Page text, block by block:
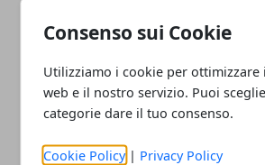
Consenso sui Cookie
Utilizziamo i cookie per
web e il nostro servizio. Puoi
categorie dare il tuo consenso.
Cookie Policy | Privacy Policy
Facebook
TwitterWhatsapp